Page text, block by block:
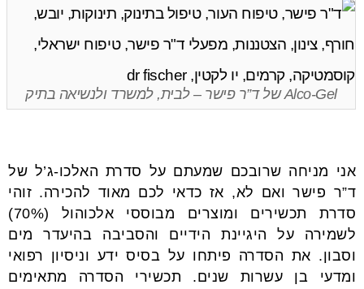
Alco-Gel של ד”ר פישר – לבית, למשרד ולנשיאה בתיק
אני מניחה שרובכם שמעתם על סדרת האלכו-ג’ל של
ד”ר פישר ואם לא, אז כדאי לכם מאוד להכירה. זוהי
סדרת תכשירים ומוצרים מבוססי אלכוהול (70%)
לשמירה על היגיינת הידיים והסביבה בהיעדר מים
וסבון. את הסדרה פיתחו על בסיס ידע וניסיון רפואי
ומדעי בן עשרות שנים. תכשירי הסדרה מתאימים